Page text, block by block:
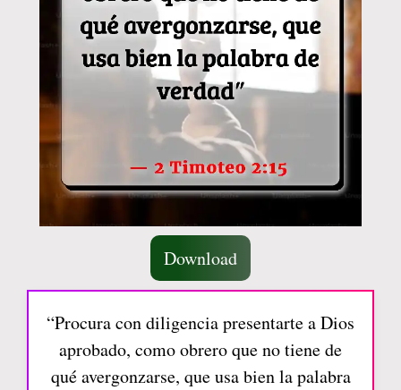
Download
“Procura con diligencia presentarte a Dios
aprobado, como obrero que no tiene de
qué avergonzarse, que usa bien la palabra